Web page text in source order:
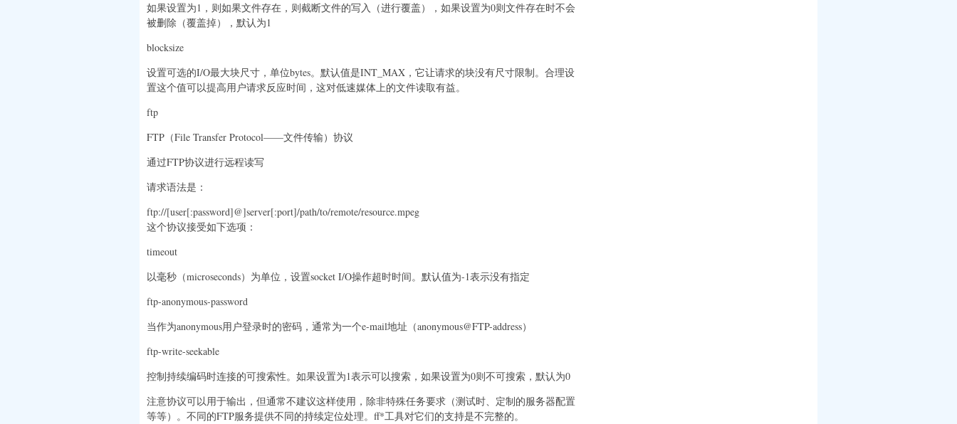
如果设置为1，则如果文件存在，则截断文件的写入（进行覆盖），如果设置为0则文件存在时不会
被删除（覆盖掉），默认为1
blocksize
设置可选的I/O最大块尺寸，单位bytes。默认值是INT_MAX，它让请求的块没有尺寸限制。合理设
置这个值可以提高用户请求反应时间，这对低速媒体上的文件读取有益。
ftp
FTP（File Transfer Protocol——文件传输）协议
通过FTP协议进行远程读写
请求语法是：
ftp://[user[:password]@]server[:port]/path/to/remote/resource.mpeg
这个协议接受如下选项：
timeout
以毫秒（microseconds）为单位，设置socket I/O操作超时时间。默认值为-1表示没有指定
ftp-anonymous-password
当作为anonymous用户登录时的密码，通常为一个e-mail地址（anonymous@FTP-address）
ftp-write-seekable
控制持续编码时连接的可搜索性。如果设置为1表示可以搜索，如果设置为0则不可搜索，默认为0
注意协议可以用于输出，但通常不建议这样使用，除非特殊任务要求（测试时、定制的服务器配置
等等）。不同的FTP服务提供不同的持续定位处理。ff*工具对它们的支持是不完整的。